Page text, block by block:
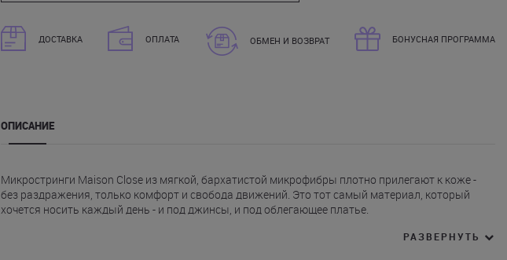
ДОСТАВКА ОПЛАТА ОБМЕН И ВОЗВРАТ БОНУСНАЯ ПРОГРАММА
ОПИСАНИЕ
Микростринги Maison Close из мягкой, бархатистой микрофибры плотно прилегают к коже -
без раздражения, только комфорт и свобода движений. Это тот самый материал, который
хочется носить каждый день - и под джинсы, и под облегающее платье.
РАЗВЕРНУТЬ